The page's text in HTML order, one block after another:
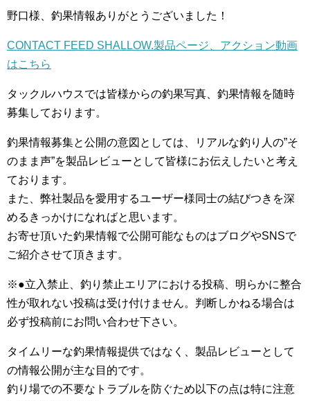
野口様、釣果情報ありがとうございました！
CONTACT FEED SHALLOW.製品ページ、アクション動画
はこちら
タックルハウスでは皆様からの釣果写真、釣果情報を随時
募集しております。
釣果情報募集と公開の意図としては、リアルな釣り人の”そ
のまま声”を製品レビューとして皆様にお伝えしたいと考え
ております。
また、弊社製品を愛用するユーザー様同士の結びつきを深
めるきっかけになればと思います。
お寄せ頂いた釣果情報で公開可能なものはブログやSNSで
ご紹介させて頂きます。
※●立入禁止、釣り禁止エリアにおける投稿、明らかに整合
性が取れない投稿は受け付けません。判断しかねる場合は
必ず投稿前にお問い合わせ下さい。
タイムリーな釣果情報提供ではなく、製品レビューとして
の情報公開が主な目的です。
釣り場での不要なトラブルを防ぐため以下の点は特に注意